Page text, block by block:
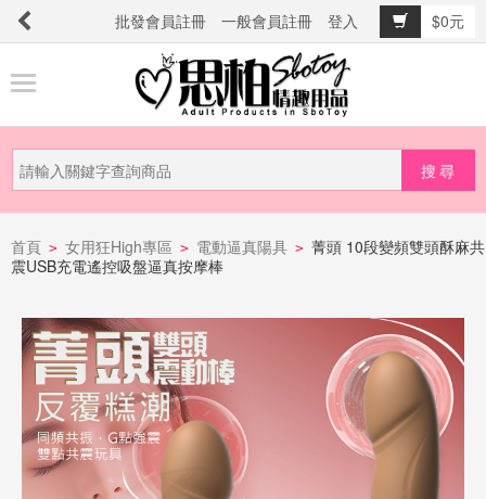
批發會員註冊 一般會員註冊 登入
$0元
品
新
品
上
提
詐
電
首頁 > 女用狂High專區 > 電動逼真陽具 > 菁頭 10段變頻雙頭酥麻共
震USB充電遙控吸盤逼真按摩棒